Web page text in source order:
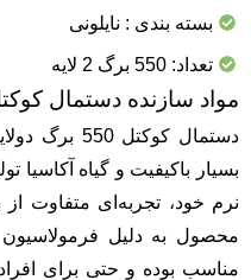
بسته بندی : نایلونی
تعداد: 550 برگ 2 لایه
مواد سازنده دستمال کوکتل 550 برگ دولایه
دستمال
بسیار باکیفیت و گیاه
نرم خود، تجربه‌ای متفاوت
محصول به دلیل
مناسب بوده و حتی برای